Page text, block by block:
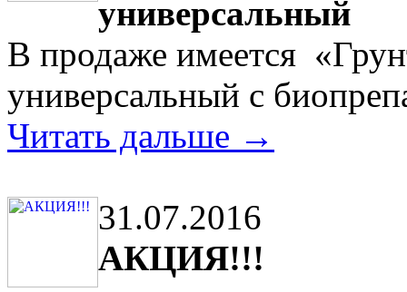
универсальный
В продаже имеется
универсальный с
Читать дальше →
31.07.2016
АКЦИЯ!!!